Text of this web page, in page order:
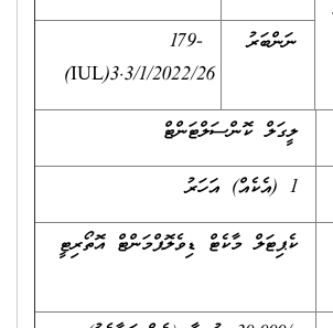
ނަންބަރު
179-
3.3/1/2022/26
(IUL)
ލީގަލް ކޮންސަލްޓަންޓް
ކެޕިޓަލް މާކެޓް ޑިވެލޮޕްމަންޓް އޮތޯރިޓީ